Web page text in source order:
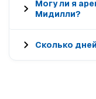
Могу ли я
Мидилли?
Сколько